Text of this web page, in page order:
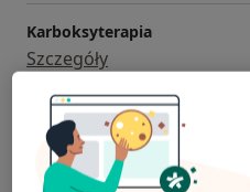
Karboksyterapia
Szczegóły
Kwas hialuronowy
Szczegóły